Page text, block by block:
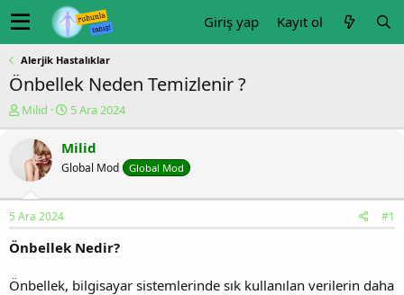
Giriş yap Kayıt ol
Alerjik Hastalıklar
Önbellek Neden Temizlenir ?
K
u
y
b
a
l
t
Milid
B
ş
l
a
g
t
r
5 Ara 2024
Milid
Global Mod Global Mod
5 Ara 2024 #1
Önbellek Nedir?
Önbellek, bilgisayar sistemlerinde sık kullanılan verilerin daha